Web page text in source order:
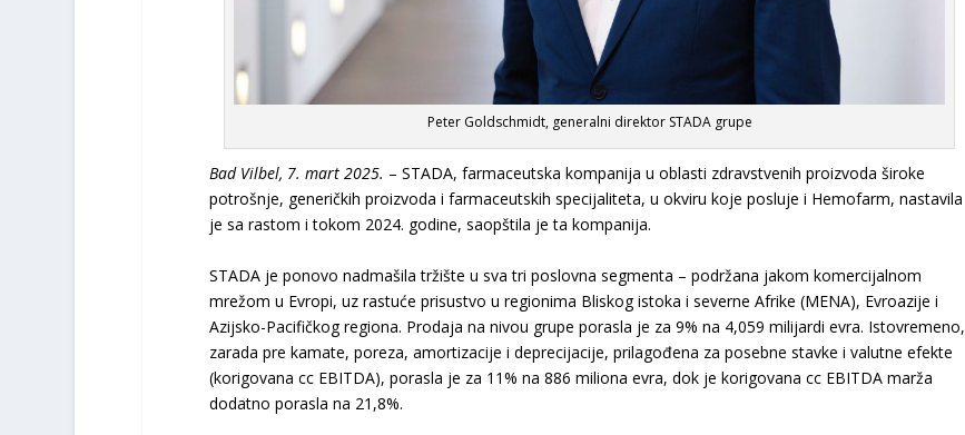
Peter Goldschmidt, generalni direktor STADA grupe
Bad Vilbel, 7. mart 2025. – STADA, farmaceutska kompanija u oblasti zdravstvenih proizvoda široke
potrošnje, generičkih proizvoda i farmaceutskih specijaliteta, u okviru koje posluje i Hemofarm, nastavila
je sa rastom i tokom 2024. godine, saopštila je ta kompanija.
STADA je ponovo nadmašila tržište u sva tri poslovna segmenta – podržana jakom komercijalnom
mrežom u Evropi, uz rastuće prisustvo u regionima Bliskog istoka i severne Afrike (MENA), Evroazije i
Azijsko-Pacifičkog regiona. Prodaja na nivou grupe porasla je za 9% na 4,059 milijardi evra. Istovremeno,
zarada pre kamate, poreza, amortizacije i deprecijacije, prilagođena za posebne stavke i valutne efekte
(korigovana cc EBITDA), porasla je za 11% na 886 miliona evra, dok je korigovana cc EBITDA marža
dodatno porasla na 21,8%.